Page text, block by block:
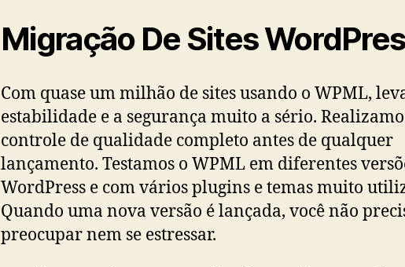
Migração De Sites
Com quase um milhão de sites usando o WPML,
estabilidade e a segurança muito a sério.
controle de qualidade completo antes de qualquer
lançamento. Testamos o WPML em diferentes
WordPress e com vários plugins e temas muito
Quando uma nova versão é lançada, você não
preocupar nem se estressar.